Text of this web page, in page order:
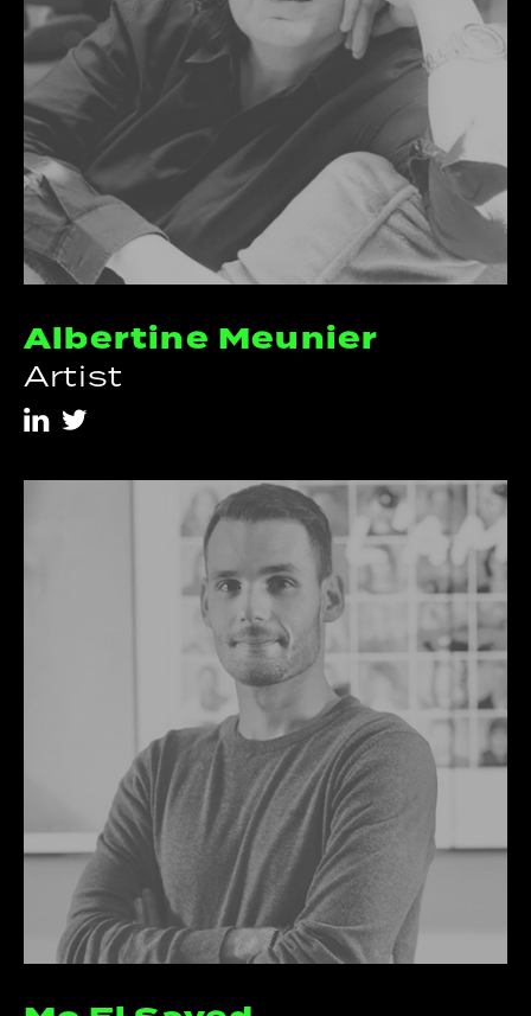
Albertine Meunier
Artist
i t